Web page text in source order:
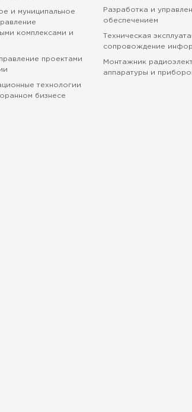
и муниципальное
комплексами и
проектами
технологии
бизнесе
Разработка и
обеспечением
Техническая
сопровождение
Монтажник
аппаратуры и